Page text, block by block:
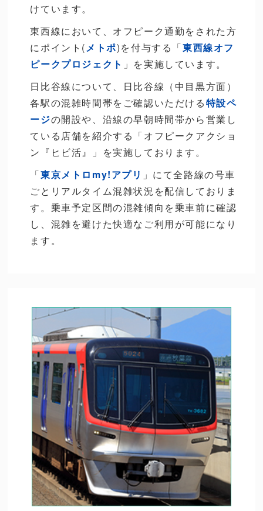
けています。
東西線において、オフピーク通勤をされた方
にポイント(メトポ)を付与する「東西線オフ
ピークプロジェクト 」を実施しています。
日比谷線について、日比谷線（中目黒方面）
各駅の混雑時間帯をご確認いただける特設ペ
ージの開設や、沿線の早朝時間帯から営業し
ている店舗を紹介する「オフピークアクショ
ン『ヒビ活』」を実施しております。
「東京メトロmy!アプリ 」にて全路線の号車
ごとリアルタイム混雑状況を配信しておりま
す。乗車予定区間の混雑傾向を乗車前に確認
し、混雑を避けた快適なご利用が可能になり
ます。